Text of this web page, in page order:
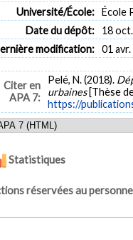
Université/École: École
Date du dépôt:
18
modification: 01
Citer en
APA 7:
Pelé, N. (2018).
urbaines [Thèse
https://
Statistiques
réservées au